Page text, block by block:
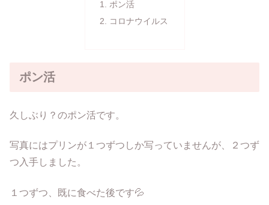
ポン活
コロナウイルス
ポン活
久しぶり？のポン活です。
写真にはプリンが１つずつしか写っていませんが、２つず
つ入手しました。
１つずつ、既に食べた後です💦